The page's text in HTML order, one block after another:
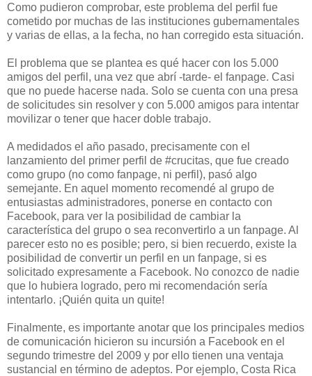
Como pudieron comprobar, este problema del perfil fue
cometido por muchas de las instituciones gubernamentales
y varias de ellas, a la fecha, no han corregido esta situación.
El problema que se plantea es qué hacer con los 5.000
amigos del perfil, una vez que abrí -tarde- el fanpage. Casi
que no puede hacerse nada. Solo se cuenta con una presa
de solicitudes sin resolver y con 5.000 amigos para intentar
movilizar o tener que hacer doble trabajo.
A medidados el año pasado, precisamente con el
lanzamiento del primer perfil de #crucitas, que fue creado
como grupo (no como fanpage, ni perfil), pasó algo
semejante. En aquel momento recomendé al grupo de
entusiastas administradores, ponerse en contacto con
Facebook, para ver la posibilidad de cambiar la
característica del grupo o sea reconvertirlo a un fanpage. Al
parecer esto no es posible; pero, si bien recuerdo, existe la
posibilidad de convertir un perfil en un fanpage, si es
solicitado expresamente a Facebook. No conozco de nadie
que lo hubiera logrado, pero mi recomendación sería
intentarlo. ¡Quién quita un quite!
Finalmente, es importante anotar que los principales medios
de comunicación hicieron su incursión a Facebook en el
segundo trimestre del 2009 y por ello tienen una ventaja
sustancial en término de adeptos. Por ejemplo, Costa Rica